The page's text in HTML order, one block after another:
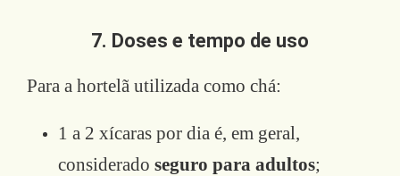
7. Doses e tempo de uso
Para a hortelã utilizada como chá:
1 a 2 xícaras por dia é, em geral,
considerado seguro para adultos;